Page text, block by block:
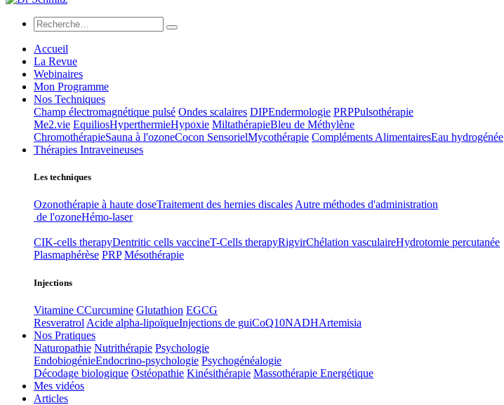
Accueil
La Revue
Webinaires
Mon Programme
Nos Techniques
Champ électromagnétique pulsé Ondes scalaires DIPEndermologie PRPPulsothérapie
Me2.vie EquiliosHyperthermieHypoxie MiltathérapieBleu de Méthylène
ChromothérapieSauna à l'ozoneCocon SensorielMycothérapie Compléments AlimentairesEau hydrogénée
Thérapies Intraveineuses
Les techniques
Ozonothérapie à haute doseTraitement des hernies discales Autre méthodes d'administration
de l'ozoneHémo-laser
CIK-cells therapyDentritic cells vaccineT-Cells therapyRigvirChélation vasculaireHydrotomie percutanée
Plasmaphérèse PRP Mésothérapie
Injections
Vitamine CCurcumine Glutathion EGCG
Resveratrol Acide alpha-lipoïqueInjections de guiCoQ10NADHArtemisia
Nos Pratiques
Naturopathie Nutrithérapie Psychologie
EndobiogénieEndocrino-psychologie Psychogénéalogie
Décodage biologique Ostéopathie Kinésithérapie Massothérapie Energétique
Mes vidéos
Articles